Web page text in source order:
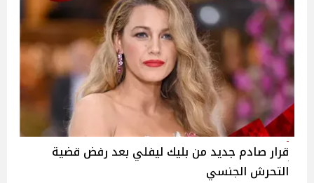
قرار صادم جديد من بليك ليفلي بعد رفض قضية
التحرش الجنسي